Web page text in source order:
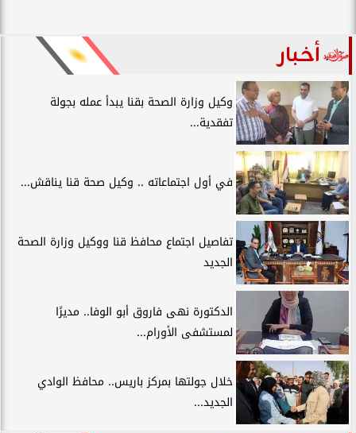
أخبار
وكيل وزارة الصحة بقنا يبدأ عمله بجولة
تفقدية...
في أول اجتماعاته .. وكيل صحة قنا يناقش...
تفاصيل اجتماع محافظ قنا ووكيل وزارة الصحة
الجديد
الدكتورة نهى فاروق أبو الوفا.. مديرًا
لمستشفى الأورام...
خلال جولتها بمركز باريس.. محافظ الوادي
الجديد...